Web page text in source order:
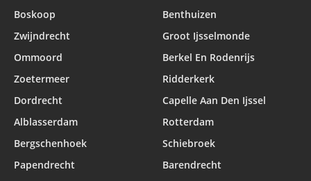
Boskoop
Benthuizen
Zwijndrecht
Groot Ijsselmonde
Ommoord
Berkel En Rodenrijs
Zoetermeer
Ridderkerk
Dordrecht
Capelle Aan Den Ijssel
Alblasserdam
Rotterdam
Bergschenhoek
Schiebroek
Papendrecht
Barendrecht